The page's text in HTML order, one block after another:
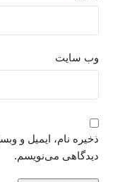
وب‌ سایت
ذخیره نام، ایمیل و
دیدگاهی می‌نویسم.